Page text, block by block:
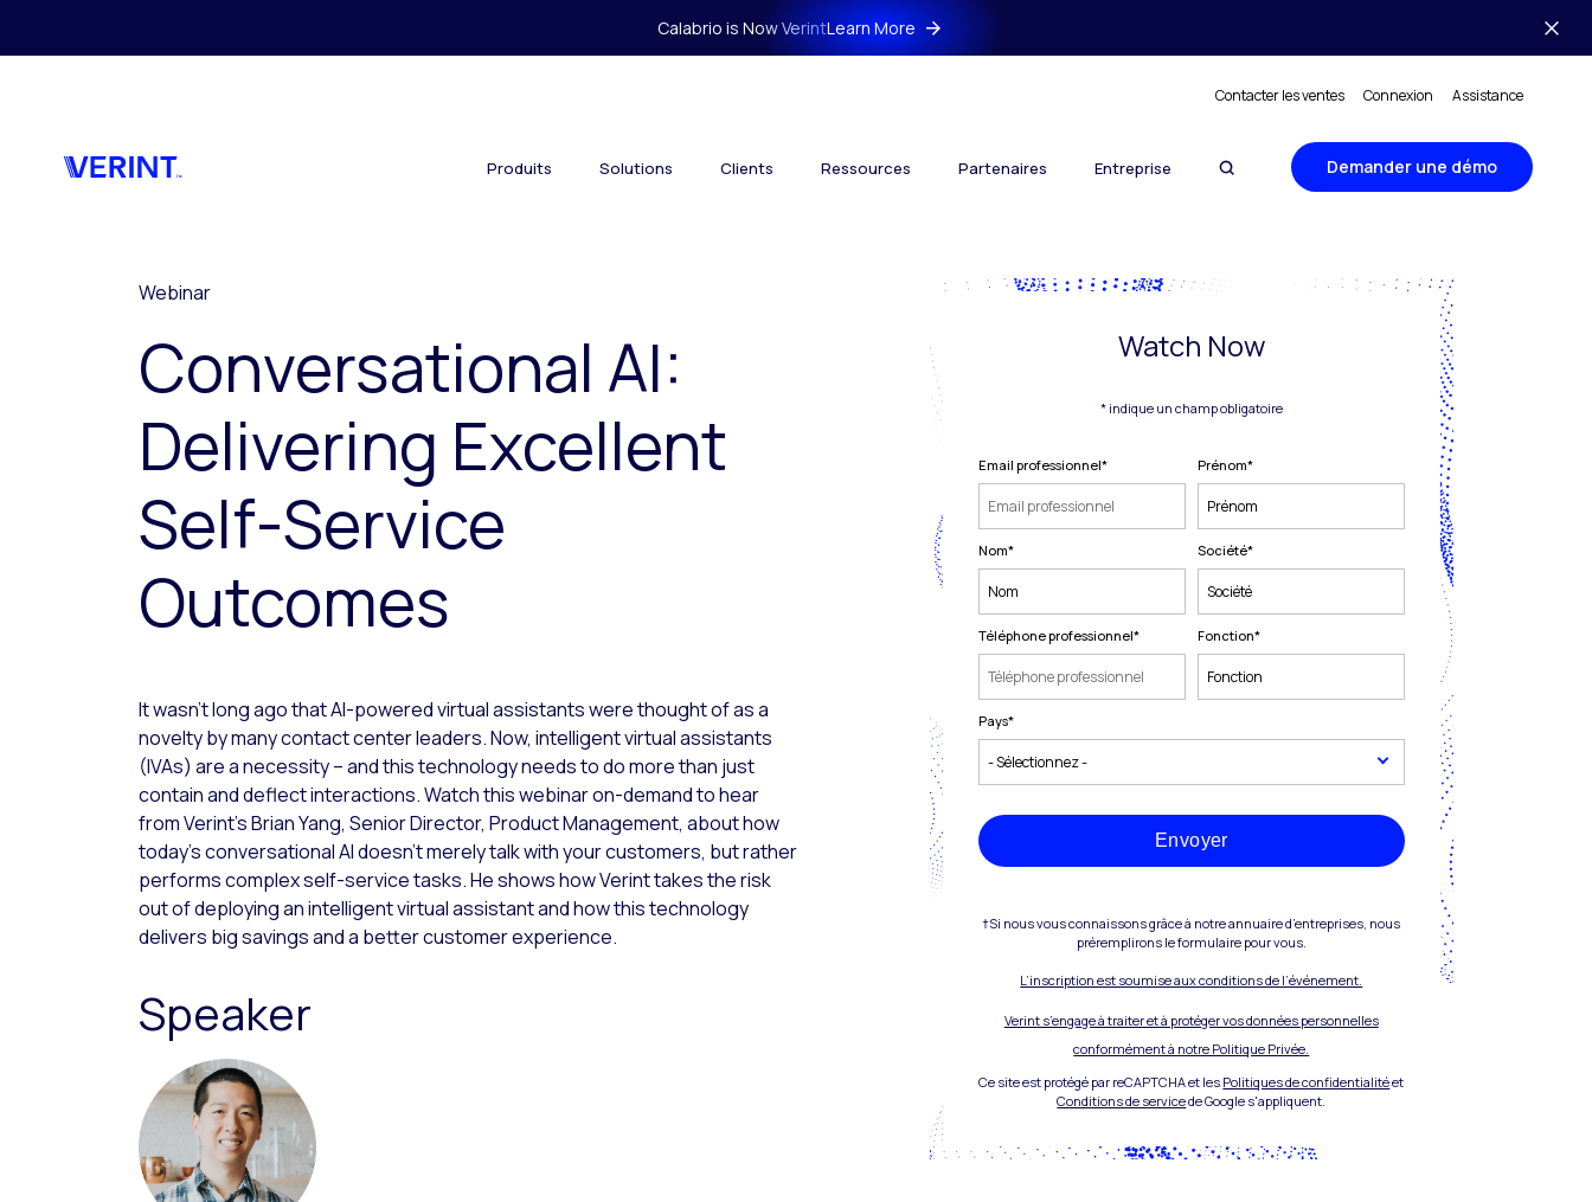
Calabrio is Now VerintLearn More
Contacter les ventes Connexion Assistance
Produits Solutions Clients Ressources Partenaires Entreprise Demander une démo
Webinar
Conversational AI:
Delivering Excellent
Self-Service
Outcomes
It wasn’t long ago that AI-powered virtual assistants were thought of as a
novelty by many contact center leaders. Now, intelligent virtual assistants
(IVAs) are a necessity – and this technology needs to do more than just
contain and deflect interactions. Watch this webinar on-demand to hear
from Verint’s Brian Yang, Senior Director, Product Management, about how
today’s conversational AI doesn’t merely talk with your customers, but rather
performs complex self-service tasks. He shows how Verint takes the risk
out of deploying an intelligent virtual assistant and how this technology
delivers big savings and a better customer experience.
Speaker
Watch Now
* indique un champ obligatoire
Email professionnel* Prénom*
Nom* Société*
Téléphone professionnel* Fonction*
Pays*
Envoyer
†Si nous vous connaissons grâce à notre annuaire d’entreprises, nous
préremplirons le formulaire pour vous.
L’inscription est soumise aux conditions de l’événement.
Verint s’engage à traiter et à protéger vos données personnelles
conformément à notre Politique Privée.
Ce site est protégé par reCAPTCHA et les Politiques de confidentialitéet
Conditions de servicede Google s'appliquent.